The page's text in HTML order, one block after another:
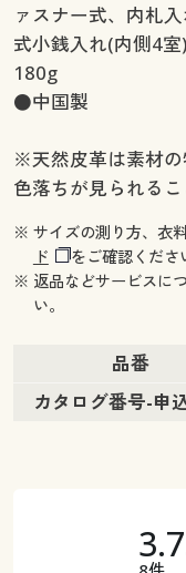
ァスナー式、内札
式小銭入れ(内側4
180g
●中国製
※天然皮革は素材
色落ちが見られる
※ サイズの測り方、衣
ド
をご確認くださ
※ 返品などサービスに
い。
品番
カタログ番号-申